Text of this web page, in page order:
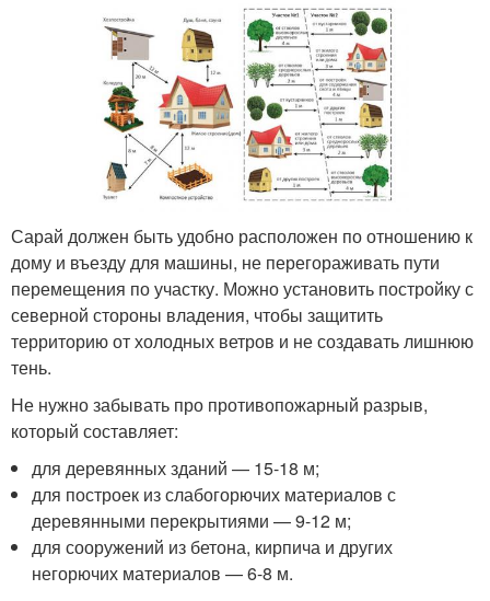
Сарай должен быть удобно расположен по отношению к
дому и въезду для машины, не перегораживать пути
перемещения по участку. Можно установить постройку с
северной стороны владения, чтобы защитить
территорию от холодных ветров и не создавать лишнюю
тень.
Не нужно забывать про противопожарный разрыв,
который составляет:
для деревянных зданий — 15-18 м;
для построек из слабогорючих материалов с
деревянными перекрытиями — 9-12 м;
для сооружений из бетона, кирпича и других
негорючих материалов — 6-8 м.